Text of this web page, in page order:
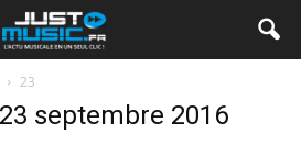
23
septembre 2016